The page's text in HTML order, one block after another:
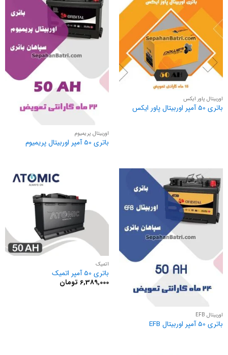
اوربیتال پاور ایکس
باتری 50 آمپر اوربیتال پاور ایکس
اوربیتال پریمیوم
باتری 50 آمپر اوربیتال پریمیوم
اوربیتال EFB
باتری 50 آمپر اوربیتال EFB
اتمیک
باتری 50 آمپر اتمیک
6,389,000 تومان